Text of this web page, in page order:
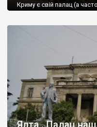
Криму є свій палац (а
Ялта . Палац